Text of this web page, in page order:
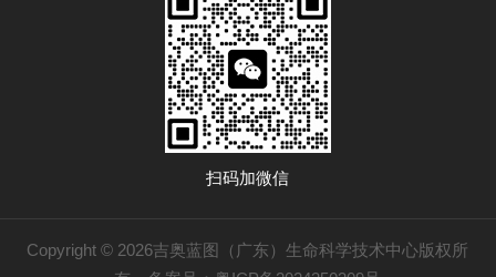
扫码加微信
Copyright © 2026吉奥蓝图（广东）生命科学技术中心版权所